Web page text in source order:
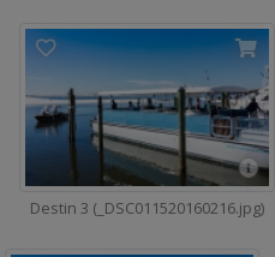
Destin 3 (_DSC011520160216.jpg)